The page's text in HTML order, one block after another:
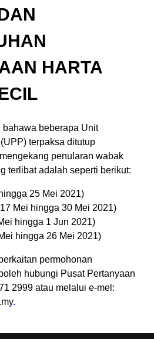
HARTA
beberapa Unit
terpaksa ditutup
penularan wabak
terlibat adalah seperti berikut:
25 Mei 2021)
Mei hingga 30 Mei 2021)
hingga 1 Jun 2021)
hingga 26 Mei 2021)
permohonan
hubungi Pusat Pertanyaan
2999 atau melalui e-mel:
.